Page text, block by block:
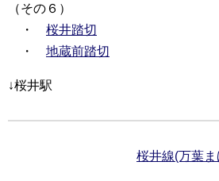
（その６）
・ 桜井踏切
・ 地蔵前踏切
↓桜井駅
桜井線(万葉